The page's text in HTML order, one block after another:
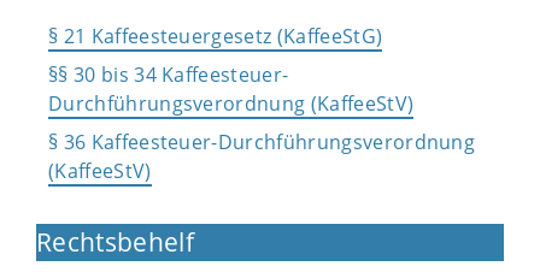
§ 21 Kaffeesteuergesetz (KaffeeStG)
§§ 30 bis 34 Kaffeesteuer-
Durchführungsverordnung (KaffeeStV)
§ 36 Kaffeesteuer-Durchführungsverordnung
(KaffeeStV)
Rechtsbehelf